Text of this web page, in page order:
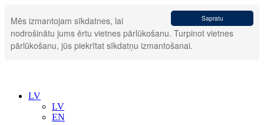
Sapratu
Mēs izmantojam sīkdatnes, lai
nodrošinātu jums ērtu vietnes pārlūkošanu. Turpinot vietnes
pārlūkošanu, jūs piekrītat sīkdatņu izmantošanai.
LV
LV
EN